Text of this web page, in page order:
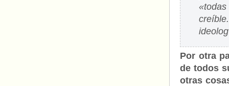
Por otra
de todos
otras